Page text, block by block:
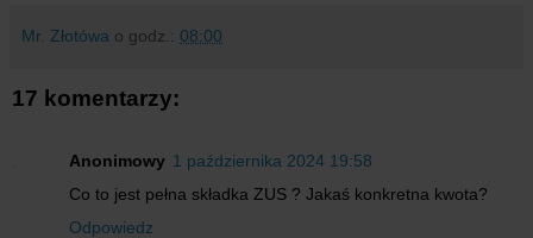
Mr. Złotówa o godz.: 08:00
17 komentarzy:
Anonimowy 1 października 2024 19:58
Co to jest pełna składka ZUS ? Jakaś konkretna kwota?
Odpowiedz